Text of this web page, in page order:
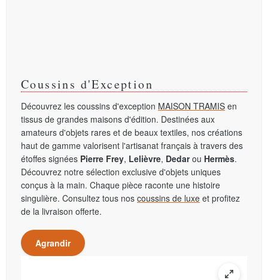
Coussins d'Exception
Découvrez les coussins d'exception MAISON TRAMIS en
tissus de grandes maisons d'édition. Destinées aux
amateurs d'objets rares et de beaux textiles, nos créations
haut de gamme valorisent l'artisanat français à travers des
étoffes signées Pierre Frey, Lelièvre, Dedarou Hermès.
Découvrez notre sélection exclusive d'objets uniques
conçus à la main. Chaque pièce raconte une histoire
singulière. Consultez tous nos coussins de luxe et profitez
de la livraison offerte.
Agrandir